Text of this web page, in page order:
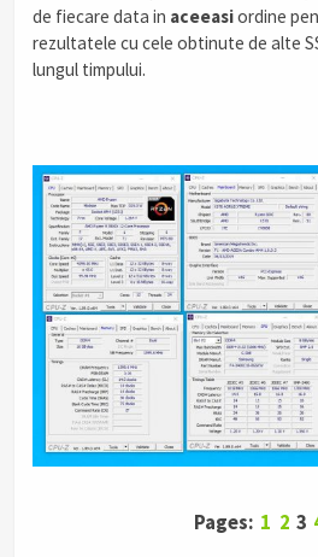
de fiecare data in aceeasiordine
rezultatele cu cele obtinute de alte
lungul timpului.
Pages: 1 2 3